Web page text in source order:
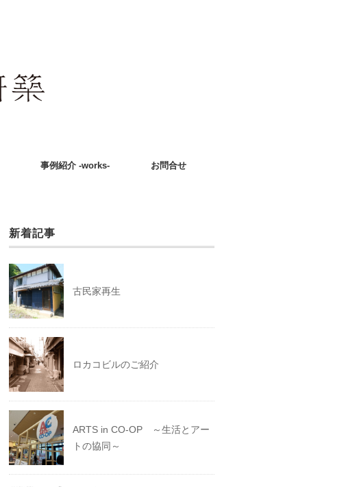
事例紹介 -works- お問合せ
新着記事
古民家再生
ロカコビルのご紹介
ARTS in CO-OP ～生活とアー
トの協同～